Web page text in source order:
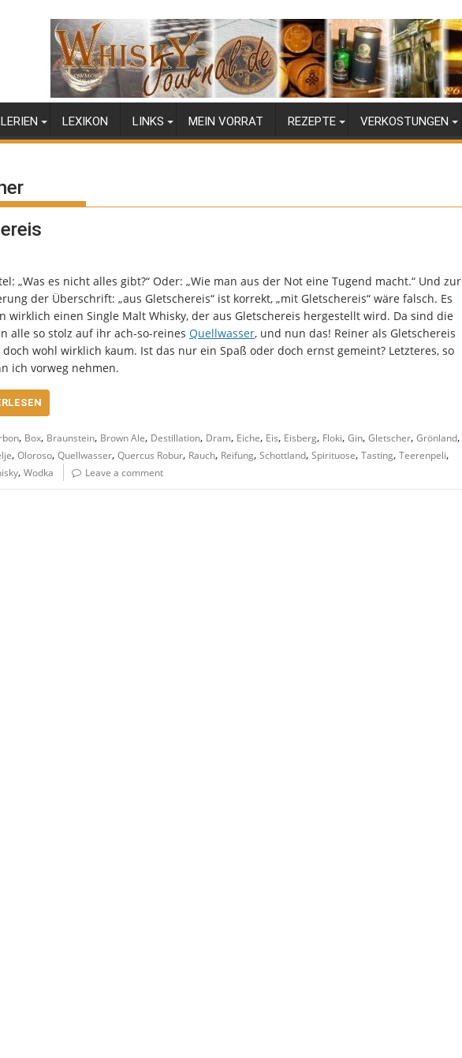
LEXIKON LINKS MEIN VORRAT REZEPTE VERKOSTUNGEN
„Was es nicht alles gibt?“ Oder: „Wie man aus der Not eine Tugend macht.“ Und zur
der Überschrift: „aus Gletschereis“ ist korrekt, „mit Gletschereis“ wäre falsch. Es
wirklich einen Single Malt Whisky, der aus Gletschereis hergestellt wird. Da sind die
alle so stolz auf ihr ach-so-reines Quellwasser, und nun das! Reiner als Gletschereis
doch wohl wirklich kaum. Ist das nur ein Spaß oder doch ernst gemeint? Letzteres, so
ich vorweg nehmen.
, Box, Braunstein, Brown Ale, Destillation, Dram, Eiche, Eis, Eisberg, Floki, Gin, Gletscher, Grönland,
, Oloroso, Quellwasser, Quercus Robur, Rauch, Reifung, Schottland, Spirituose, Tasting, Teerenpeli,
, Wodka Leave a comment